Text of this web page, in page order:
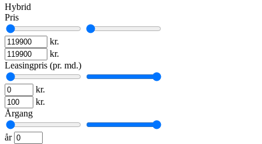
Hybrid
Pris
kr.
kr.
Leasingpris (pr. md.)
kr.
kr.
Årgang
år